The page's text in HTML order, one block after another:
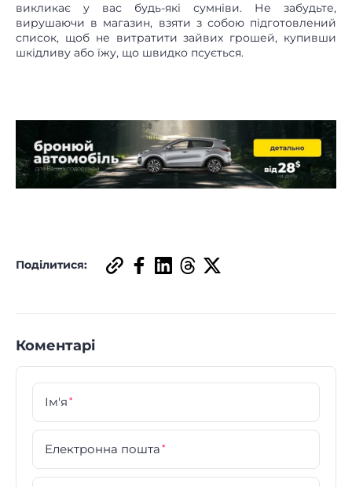
викликає у вас будь-які сумніви. Не забудьте,
вирушаючи в магазин, взяти з собою підготовлений
список, щоб не витратити зайвих грошей, купивши
шкідливу або їжу, що швидко псується.
Поділитися:
Коментарі
Ім'я *
Електронна пошта *